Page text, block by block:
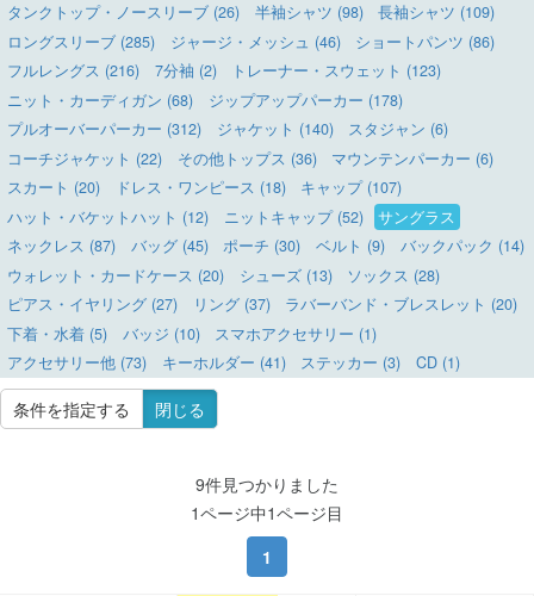
タンクトップ・ノースリーブ (26)
半袖シャツ (98)
長袖シャツ (109)
ロングスリーブ (285)
ジャージ・メッシュ (46)
ショートパンツ (86)
フルレングス (216)
7分袖 (2)
トレーナー・スウェット (123)
ニット・カーディガン (68)
ジップアップパーカー (178)
プルオーバーパーカー (312)
ジャケット (140)
スタジャン (6)
コーチジャケット (22)
その他トップス (36)
マウンテンパーカー (6)
スカート (20)
ドレス・ワンピース (18)
キャップ (107)
ハット・バケットハット (12)
ニットキャップ (52)
サングラス
ネックレス (87)
バッグ (45) ポーチ (30) ベルト (9)
バックパック (14)
ウォレット・カードケース (20)
シューズ (13)
ソックス (28)
ピアス・イヤリング (27)
リング (37)
ラバーバンド・ブレスレット (20)
下着・水着 (5)
バッジ (10)
スマホアクセサリー (1)
アクセサリー他 (73)
キーホルダー (41) ステッカー (3) CD (1)
条件を指定する 閉じる
9件見つかりました
1ページ中1ページ目
1